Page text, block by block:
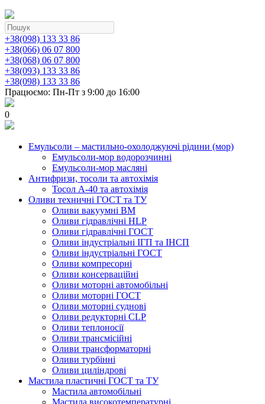
+38(098) 133 33 86
+38(066) 06 07 800
+38(068) 06 07 800
+38(093) 133 33 86
+38(098) 133 33 86
Працюємо: Пн-Пт з 9:00 до 16:00
0
Емульсоли – мастильно-охолоджуючі рідини (мор)
Емульсоли-мор водорозчинні
Емульсоли-мор масляні
Антифризи, тосоли та автохімія
Тосол А-40 та автохімія
Оливи техничні ГОСТ та ТУ
Оливи вакуумні ВМ
Оливи гідравлічні HLP
Оливи гідравлічні ГОСТ
Оливи індустріальні ІГП та ІНСП
Оливи індустріальні ГОСТ
Оливи компресорні
Оливи консерваційні
Оливи моторні автомобільні
Оливи моторні ГОСТ
Оливи моторні суднові
Оливи редукторні CLP
Оливи теплоносії
Оливи трансмісійні
Оливи трансформаторні
Оливи турбінні
Оливи циліндрові
Мастила пластичні ГОСТ та ТУ
Мастила автомобільні
Мастила високотемпературні